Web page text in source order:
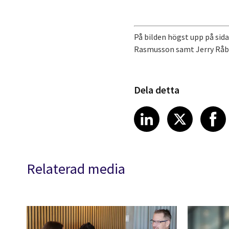
På bilden högst upp på
Rasmusson samt Jerry
Dela detta
Share article
LinkedIn
Share
X
Relaterad media